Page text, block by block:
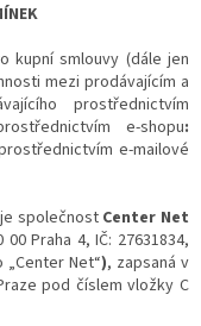
kupní smlouvy (dále jen
mezi prodávajícím a
prostřednictvím
e-shopu:
e-mailové
společnost Center Net
Praha 4, IČ: 27631834,
„Center Net“), zapsaná v
pod číslem vložky C